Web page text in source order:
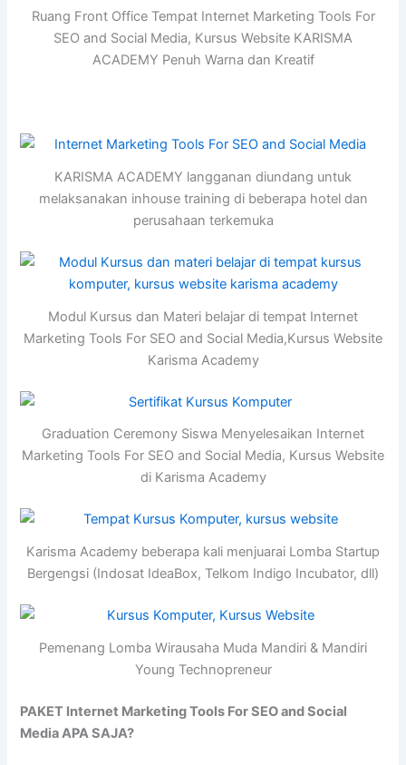
Ruang Front Office Tempat Internet Marketing Tools For
SEO and Social Media, Kursus Website KARISMA
ACADEMY Penuh Warna dan Kreatif
KARISMA ACADEMY langganan diundang untuk
melaksanakan inhouse training di beberapa hotel dan
perusahaan terkemuka
Modul Kursus dan Materi belajar di tempat Internet
Marketing Tools For SEO and Social Media,Kursus Website
Karisma Academy
Graduation Ceremony Siswa Menyelesaikan Internet
Marketing Tools For SEO and Social Media, Kursus Website
di Karisma Academy
Karisma Academy beberapa kali menjuarai Lomba Startup
Bergengsi (Indosat IdeaBox, Telkom Indigo Incubator, dll)
Pemenang Lomba Wirausaha Muda Mandiri & Mandiri
Young Technopreneur
PAKET Internet Marketing Tools For SEO and Social
Media APA SAJA?